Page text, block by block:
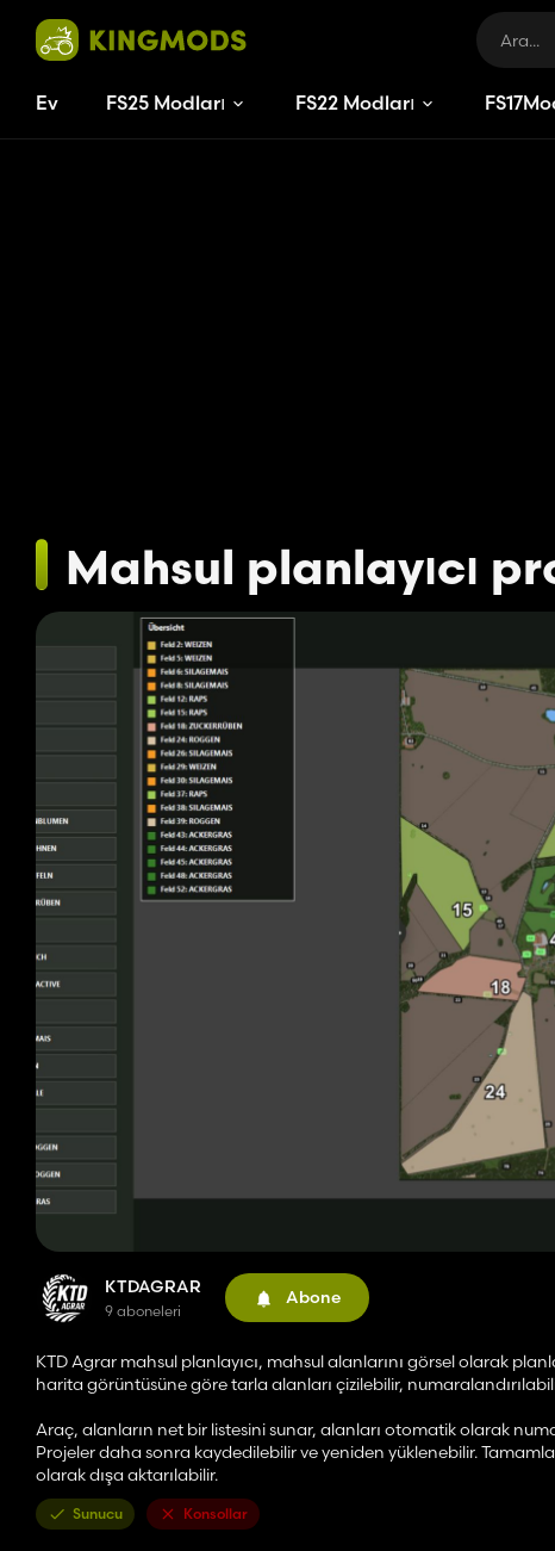
Ev FS25 Modları FS22 Modları FS17
Mahsul planlayıcı
KTDAGRAR
9 aboneleri
Abone
KTD Agrar mahsul planlayıcı, mahsul alanlarını görsel olarak
harita görüntüsüne göre tarla alanları çizilebilir,
Araç, alanların net bir listesini sunar, alanları otomatik olarak
Projeler daha sonra kaydedilebilir ve yeniden yüklenebilir.
olarak dışa aktarılabilir.
Sunucu Konsollar